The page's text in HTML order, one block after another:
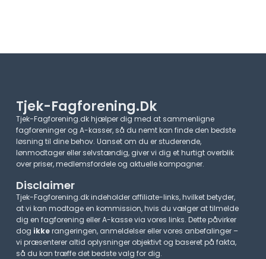
Tjek-Fagforening.dk
Tjek-Fagforening.dk hjælper dig med at sammenligne
fagforeninger og A-kasser, så du nemt kan finde den bedste
løsning til dine behov. Uanset om du er studerende,
lønmodtager eller selvstændig, giver vi dig et hurtigt overblik
over priser, medlemsfordele og aktuelle kampagner.​
Disclaimer
Tjek-Fagforening.dk indeholder affiliate-links, hvilket betyder,
at vi kan modtage en kommission, hvis du vælger at tilmelde
dig en fagforening eller A-kasse via vores links. Dette påvirker
dog ikkerangeringen, anmeldelser eller vores anbefalinger –
vi præsenterer altid oplysninger objektivt og baseret på fakta,
så du kan træffe det bedste valg for dig.